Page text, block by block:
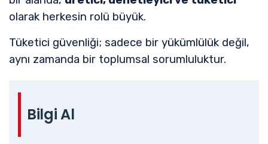
olarak herkesin rolü büyük.
Tüketici güvenliği; sadece bir yükümlülük değil,
aynı zamanda bir toplumsal sorumluluktur.
Bilgi Al